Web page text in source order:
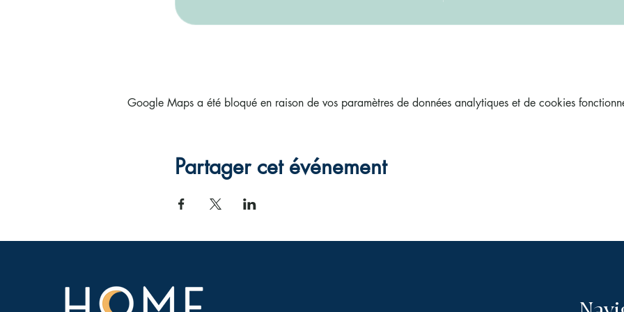
Google Maps a été bloqué en raison de vos paramètres de données analytiques et de cookies
Partager cet événement